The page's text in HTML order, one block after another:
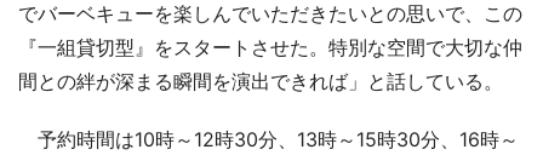
でバーベキューを楽しんでいただきたいとの思いで、この
『一組貸切型』をスタートさせた。特別な空間で大切な仲
間との絆が深まる瞬間を演出できれば」と話している。
予約時間は10時～12時30分、13時～15時30分、16時～